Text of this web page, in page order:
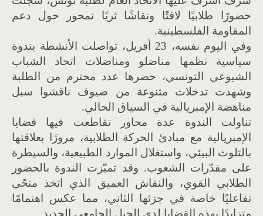
حضورًا طلابيًا لافتًا ونقاشًا ثريًا تمحور حول دعم
المقاومة الفلسطينية.
وفي اليوم نفسه، 23 أفريل، تواصلت الأنشطة بندوة
سياسية نظمها مناضلو ومناضلات اتحاد الشباب
الشيوعي التونسي، حضرها عدد محترم من الطلبة
وشهدت تدخلات متنوعة من ضيوف ناقشوا سبل
مناهضة الإمبريالية في السياق الحالي.
تناولت الندوة عدة محاور تقاطعت فيها قضايا
الإمبريالية مع مبادئ الحركة الطلابية، مرورًا بعلاقتها
بالتلوث البيئي، واستغلال الموارد الطبيعية، والسيطرة
على مقدّرات الشعوب. وقد تميّزت الندوة بالحضور
الطلابي القوي، والنقاش العميق الذي اتخذ منحًى
تفاعليًا خاصة في جزئها الثاني، مما عكس اهتمامًا
متزايدًا بهذه القضايا لدى الجيل الجامعي الجديد.